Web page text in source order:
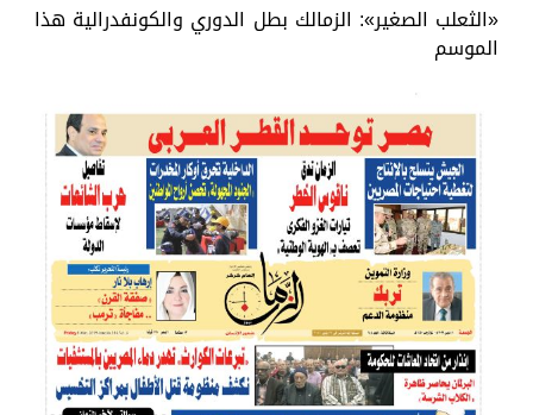
«الثعلب الصغير»: الزمالك بطل الدوري والكونفدرالية هذا
الموسم